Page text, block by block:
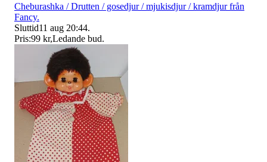
Cheburashka / Drutten / gosedjur / mjukisdjur / kramdjur från
Fancy.
Sluttid11 aug 20:44.
Pris:99 kr,Ledande bud.